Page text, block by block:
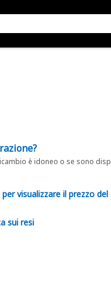
è idoneo o se sono
per visualizzare il prezzo
sui resi